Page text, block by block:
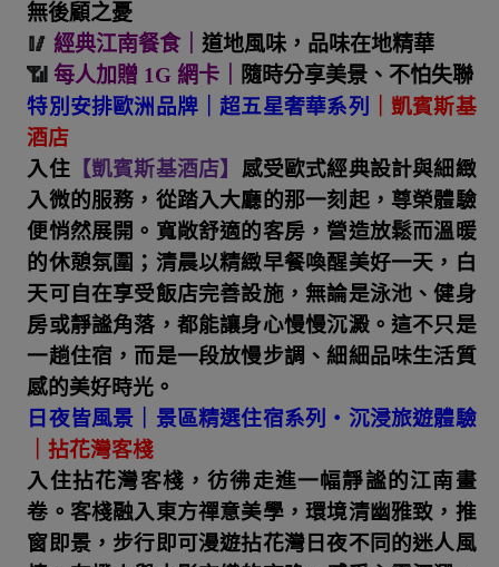
無後顧之憂
🥢 經典江南餐食 ｜道地風味，品味在地精華
📶每人加贈 1G 網卡
隨時分享美景、不怕失聯
特別安排歐洲品牌｜超五星奢華系列
｜凱賓斯基
酒店
入住【凱賓斯基酒店】 感受歐式經典設計與細緻
入微的服務，從踏入大廳的那一刻起，尊榮體驗
便悄然展開。寬敞舒適的客房，營造放鬆而溫暖
的休憩氛圍；清晨以精緻早餐喚醒美好一天，白
天可自在享受飯店完善設施，無論是泳池、健身
房或靜謐角落，都能讓身心慢慢沉澱。這不只是
一趟住宿，而是一段放慢步調、細細品味生活質
感的美好時光。
日夜皆風景｜景區精選住宿系列・沉浸旅遊體驗
｜拈花灣客棧
入住拈花灣客棧，彷彿走進一幅靜謐的江南畫
卷。客棧融入東方禪意美學，環境清幽雅致，推
窗即景，步行即可漫遊拈花灣日夜不同的迷人風